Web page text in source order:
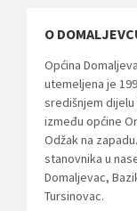
O
Općina
utemeljena je
središnjem
između općine
Odžak na
stanovnika u
Domaljevac,
Tursinovac.